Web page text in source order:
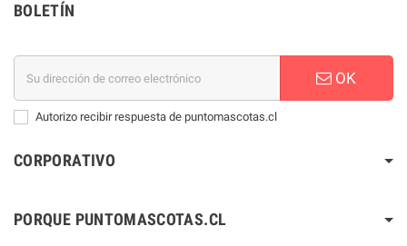
BOLETÍN
OK
Autorizo recibir respuesta de puntomascotas.cl
CORPORATIVO
PORQUE PUNTOMASCOTAS.CL